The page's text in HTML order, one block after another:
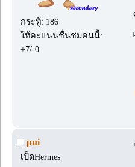
กระทู้: 186
ให้คะแนนชื่นชมคนนี้:
+7/-0
pui
เป็ดHermes